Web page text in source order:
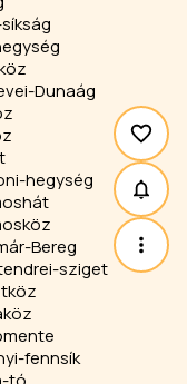
Dunaág
hegység
Bereg
sziget
fennsík